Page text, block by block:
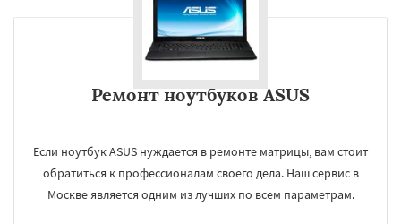
Ремонт ноутбуков ASUS
Если ноутбук ASUS нуждается в ремонте матрицы, вам стоит
обратиться к профессионалам своего дела. Наш сервис в
Москве является одним из лучших по всем параметрам.